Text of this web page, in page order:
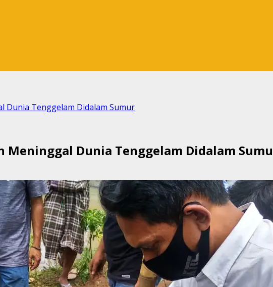
Dunia Tenggelam Didalam Sumur
Meninggal Dunia Tenggelam Didalam